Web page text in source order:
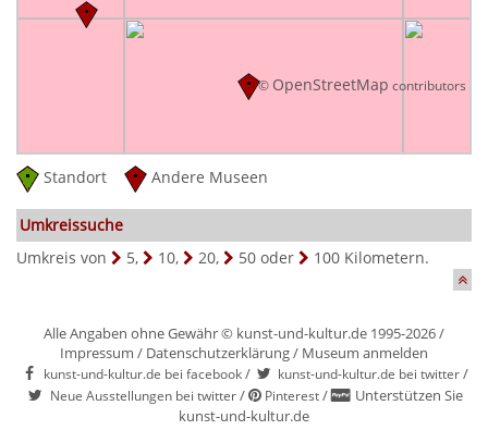
© OpenStreetMap contributors
Standort Andere Museen
Umkreissuche
Umkreis von
5, 10, 20, 50 oder 100 Kilometern.
Alle Angaben ohne Gewähr © kunst-und-kultur.de 1995-2026 /
Impressum / Datenschutzerklärung/ Museum anmelden
kunst-und-kultur.de bei facebook/ kunst-und-kultur.de bei twitter/
Neue Ausstellungen bei twitter/ Pinterest/
Unterstützen Sie
kunst-und-kultur.de